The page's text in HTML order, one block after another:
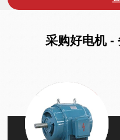
采购好电机 -